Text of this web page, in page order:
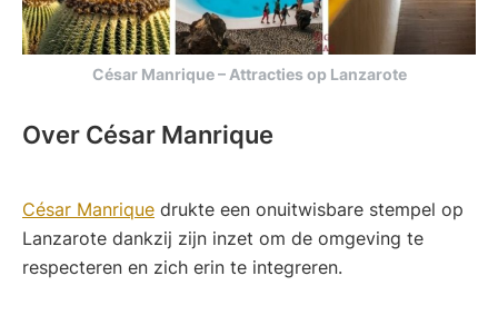
César Manrique – Attracties op Lanzarote
Over César Manrique
César Manrique drukte een onuitwisbare stempel op
Lanzarote dankzij zijn inzet om de omgeving te
respecteren en zich erin te integreren.